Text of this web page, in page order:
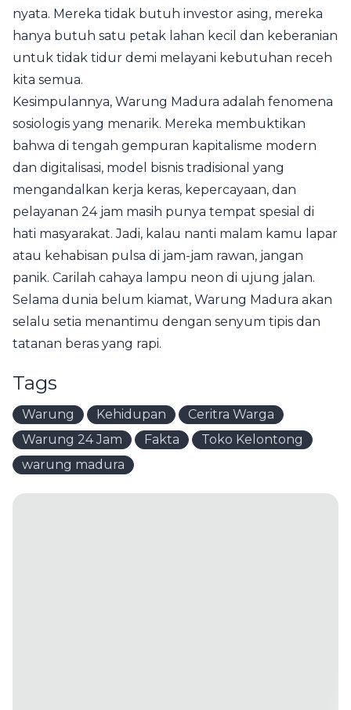
nyata. Mereka tidak butuh investor asing, mereka
hanya butuh satu petak lahan kecil dan keberanian
untuk tidak tidur demi melayani kebutuhan receh
kita semua.
Kesimpulannya, Warung Madura adalah fenomena
sosiologis yang menarik. Mereka membuktikan
bahwa di tengah gempuran kapitalisme modern
dan digitalisasi, model bisnis tradisional yang
mengandalkan kerja keras, kepercayaan, dan
pelayanan 24 jam masih punya tempat spesial di
hati masyarakat. Jadi, kalau nanti malam kamu lapar
atau kehabisan pulsa di jam-jam rawan, jangan
panik. Carilah cahaya lampu neon di ujung jalan.
Selama dunia belum kiamat, Warung Madura akan
selalu setia menantimu dengan senyum tipis dan
tatanan beras yang rapi.
Tags
Warung Kehidupan
Ceritra Warga
Warung 24 Jam
Fakta
Toko Kelontong
warung madura